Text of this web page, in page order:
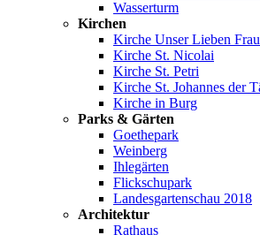
Wasserturm
Kirchen
Kirche Unser Lieben
Kirche St. Nicolai
Kirche St. Petri
Kirche St. Johannes der
Kirche in Burg
Parks & Gärten
Goethepark
Weinberg
Ihlegärten
Flickschupark
Landesgartenschau 2018
Architektur
Rathaus